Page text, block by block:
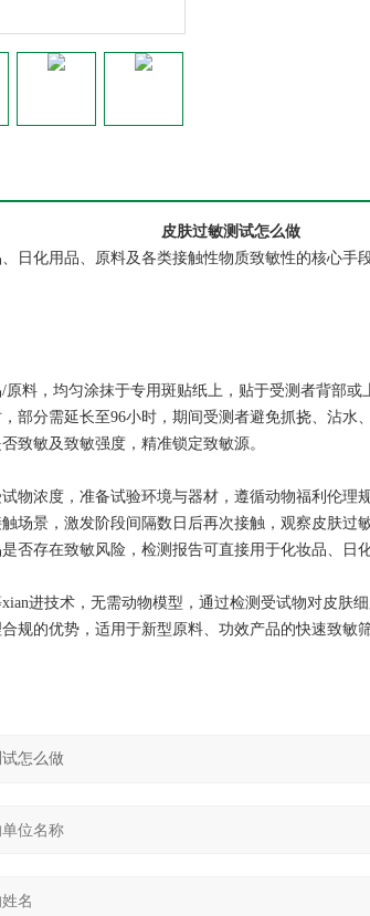
皮肤过敏测试怎么做
日化用品、原料及各类接触性物质致敏性的核心手
料，均匀涂抹于专用斑贴纸上，贴于受测者背部
部分需延长至96小时，期间受测者避免抓挠、沾水
致敏及致敏强度，精准锁定致敏源。
物浓度，准备试验环境与器材，遵循动物福利伦理
场景，激发阶段间隔数日后再次接触，观察皮肤过
否存在致敏风险，检测报告可直接用于化妆品、日
进技术，无需动物模型，通过检测受试物对皮肤
规的优势，适用于新型原料、功效产品的快速致敏